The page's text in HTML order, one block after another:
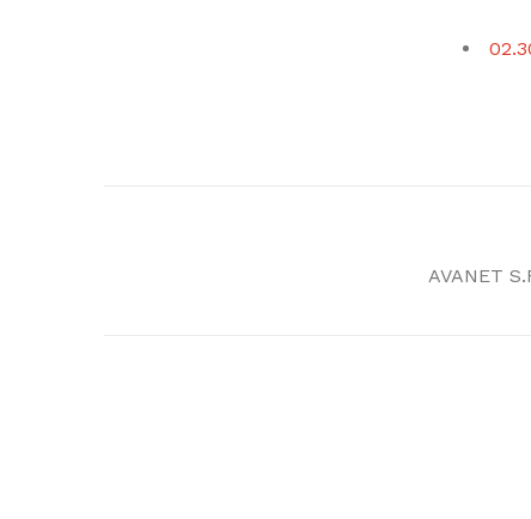
AVANET